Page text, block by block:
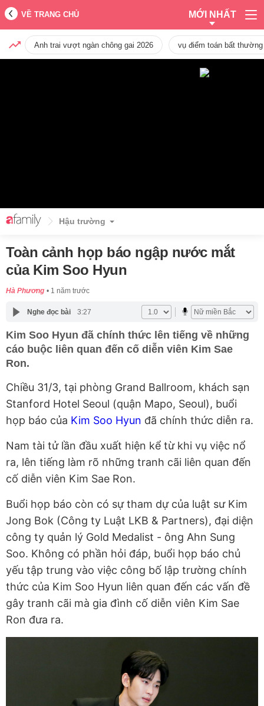
VỀ TRANG CHỦ MỚI NHẤT
Anh trai vượt ngàn chông gai 2026 vụ điểm toán bất
Hậu trường
Toàn cảnh họp báo ngập nước mắt
của Kim Soo Hyun
Hà Phương 1 năm trước
Nghe đọc bài 3:27
Kim Soo Hyun đã chính thức lên tiếng về những
cáo buộc liên quan đến cố diễn viên Kim Sae
Ron.
Chiều 31/3, tại phòng Grand Ballroom, khách sạn
Stanford Hotel Seoul (quận Mapo, Seoul), buổi
họp báo của Kim Soo Hyun đã chính thức diễn ra.
Nam tài tử lần đầu xuất hiện kể từ khi vụ việc nổ
ra, lên tiếng làm rõ những tranh cãi liên quan đến
cố diễn viên Kim Sae Ron.
Buổi họp báo còn có sự tham dự của luật sư Kim
Jong Bok (Công ty Luật LKB & Partners), đại diện
công ty quản lý Gold Medalist - ông Ahn Sung
Soo. Không có phần hỏi đáp, buổi họp báo chủ
yếu tập trung vào việc công bố lập trường chính
thức của Kim Soo Hyun liên quan đến các vấn đề
gây tranh cãi mà gia đình cố diễn viên Kim Sae
Ron đưa ra.